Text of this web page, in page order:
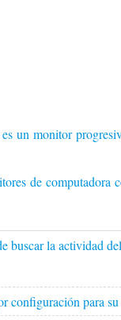
un monitor
de computadora
buscar la actividad
configuración para